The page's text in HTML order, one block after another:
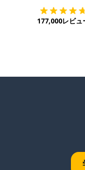
177,000レビュ